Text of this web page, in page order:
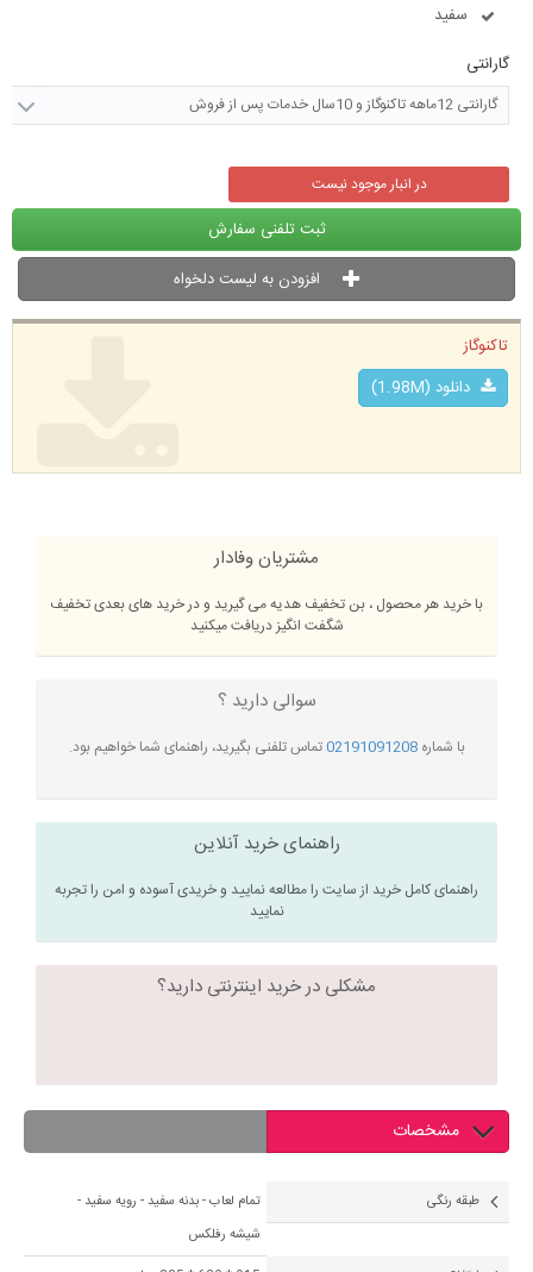
سفید
گارانتی
گارانتی 12ماهه تاکنوگاز و 10سال خدمات پس از فروش
در انبار موجود نیست
ثبت تلفنی سفارش
افزودن به لیست دلخواه
تاکنوگاز
دانلود (1.98M)
مشتریان وفادار
با خرید هر محصول ، بن تخفیف هدیه می گیرید و در خرید های بعدی تخفیف
شگفت انگیز دریافت میکنید
سوالی دارید ؟
با شماره02191091208تماس تلفنی بگیرید، راهنمای شما خواهیم بود.
راهنمای خرید آنلاین
راهنمای کامل خرید از سایت را مطالعه نمایید و خریدی آسوده و امن را تجربه
نمایید
مشکلی در خرید اینترنتی دارید؟
مشخصات
طبقه رنگی
تمام لعاب - بدنه سفید - رویه سفید -
شیشه رفلکس